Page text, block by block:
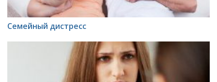
Семейный дистресс